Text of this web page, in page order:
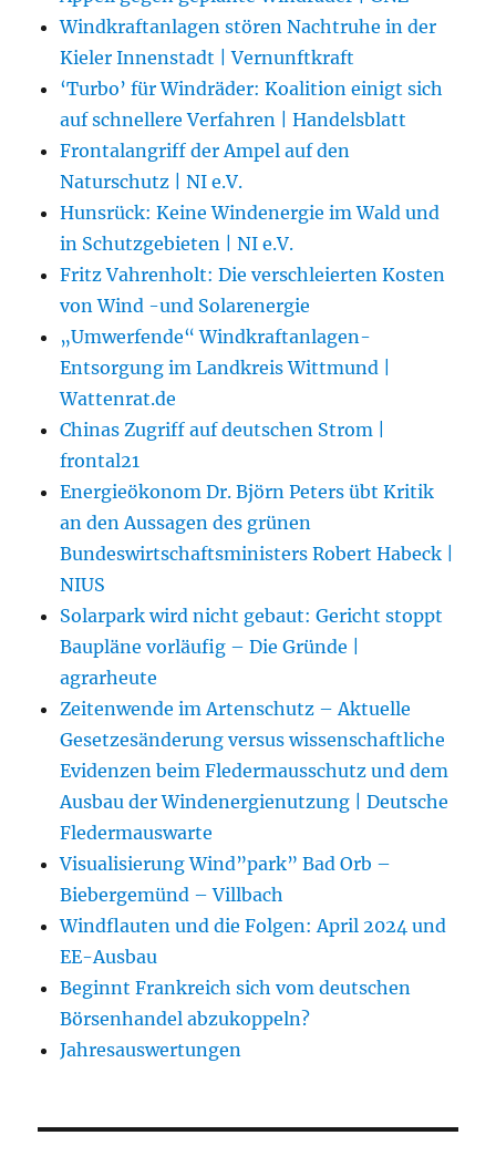
Windkraftanlagen stören Nachtruhe in der
Kieler Innenstadt | Vernunftkraft
‘Turbo’ für Windräder: Koalition einigt sich
auf schnellere Verfahren | Handelsblatt
Frontalangriff der Ampel auf den
Naturschutz | NI e.V.
Hunsrück: Keine Windenergie im Wald und
in Schutzgebieten | NI e.V.
Fritz Vahrenholt: Die verschleierten Kosten
von Wind -und Solarenergie
„Umwerfende“ Windkraftanlagen-
Entsorgung im Landkreis Wittmund |
Wattenrat.de
Chinas Zugriff auf deutschen Strom |
frontal21
Energieökonom Dr. Björn Peters übt Kritik
an den Aussagen des grünen
Bundeswirtschaftsministers Robert Habeck |
NIUS
Solarpark wird nicht gebaut: Gericht stoppt
Baupläne vorläufig – Die Gründe |
agrarheute
Zeitenwende im Artenschutz – Aktuelle
Gesetzesänderung versus wissenschaftliche
Evidenzen beim Fledermausschutz und dem
Ausbau der Windenergienutzung | Deutsche
Fledermauswarte
Visualisierung Wind”park” Bad Orb –
Biebergemünd – Villbach
Windflauten und die Folgen: April 2024 und
EE-Ausbau
Beginnt Frankreich sich vom deutschen
Börsenhandel abzukoppeln?
Jahresauswertungen